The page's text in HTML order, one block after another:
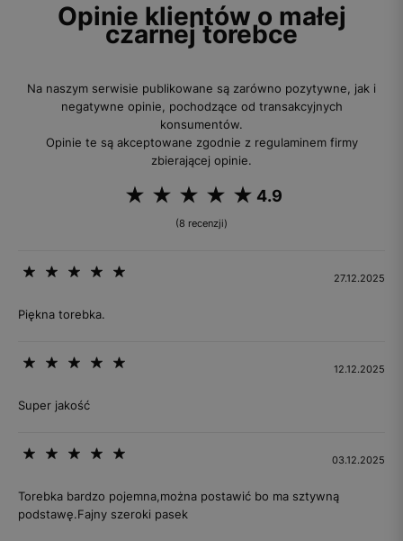
Opinie klientów o małej
czarnej torebce
Na naszym serwisie publikowane są zarówno pozytywne, jak i
negatywne opinie, pochodzące od transakcyjnych
konsumentów.
Opinie te są akceptowane zgodnie z regulaminem firmy
zbierającej opinie.
4.9
(8 recenzji)
27.12.2025
Piękna torebka.
12.12.2025
Super jakość
03.12.2025
Torebka bardzo pojemna,można postawić bo ma sztywną
podstawę.Fajny szeroki pasek